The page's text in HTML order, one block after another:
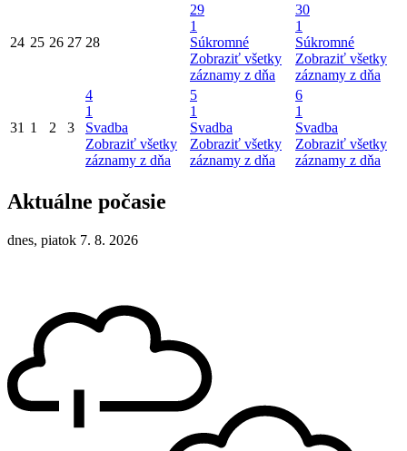
24 25 26 27 28
29
1
Súkromné
Zobraziť všetky
záznamy z dňa
30
1
Súkromné
Zobraziť všetky
záznamy z dňa
31 1 2 3
4
1
Svadba
Zobraziť všetky
záznamy z dňa
5
1
Svadba
Zobraziť všetky
záznamy z dňa
6
1
Svadba
Zobraziť všetky
záznamy z dňa
Aktuálne počasie
dnes, piatok 7. 8. 2026